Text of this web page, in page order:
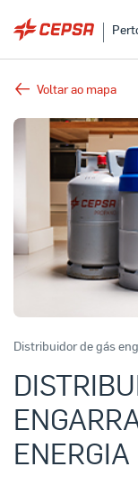
Voltar ao mapa
Distribuidor de gás
ENERGIA